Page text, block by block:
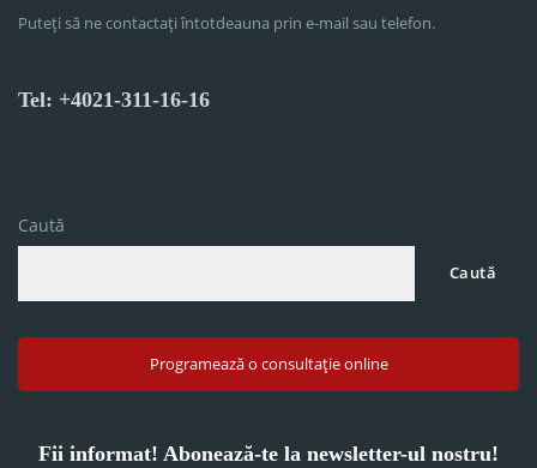
Puteți să ne contactați întotdeauna prin e-mail sau telefon.
Tel: +4021-311-16-16
Caută
Caută
Programează o consultație online
Fii informat! Abonează-te la newsletter-ul nostru!